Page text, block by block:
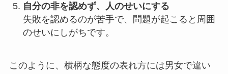
自分の非を認めず、人のせいにする
失敗を認めるのが苦手で、問題が起こると周囲
のせいにしがちです。
このように、横柄な態度の表れ方には男女で違い